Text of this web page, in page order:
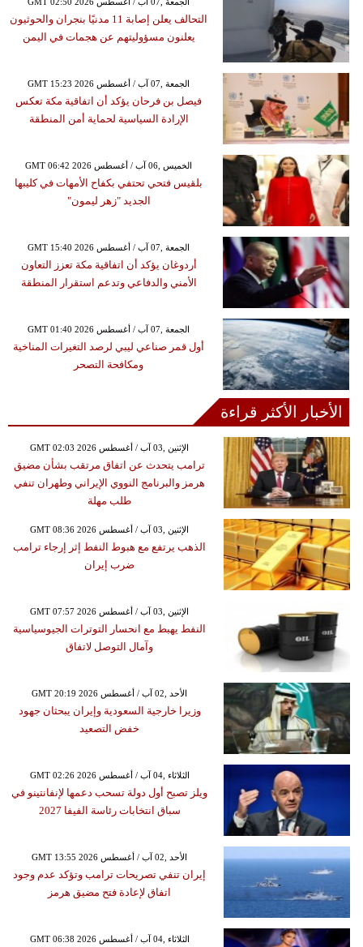
التحالف يعلن إصابة 11 مدنيًا بنجران والحوثيون
يعلنون مسؤوليتهم عن هجمات في اليمن
GMT 15:23 2026 الجمعة ,07 آب / أغسطس
فيصل بن فرحان يؤكد أن اتفاقية مكة تعكس
الإرادة السياسية لحماية أمن المنطقة
GMT 06:42 2026 الخميس ,06 آب / أغسطس
بلقيس فتحي تحتفي بكفاح الأمهات في كليبها
الجديد "زهر ليمون"
GMT 15:40 2026 الجمعة ,07 آب / أغسطس
أردوغان يؤكد أن اتفاقية مكة تعزز التعاون
الأمني والدفاعي وتدعم استقرار المنطقة
GMT 01:40 2026 الجمعة ,07 آب / أغسطس
أول قمر صناعي ليبي لرصد التغيرات المناخية
ومكافحة التصحر
الأخبار الأكثر قراءة
GMT 02:03 2026 الإثنين ,03 آب / أغسطس
ترامب يتحدث عن اتفاق مرتقب بشأن مضيق
هرمز والبرنامج النووي الإيراني وطهران تنفي
طلب مهلة
GMT 08:36 2026 الإثنين ,03 آب / أغسطس
الذهب يرتفع مع هبوط النفط إثر إرجاء ترامب
ضرب إيران
GMT 07:57 2026 الإثنين ,03 آب / أغسطس
النفط يهبط مع انحسار التوترات الجيوسياسية
وآمال التوصل لاتفاق
GMT 20:19 2026 الأحد ,02 آب / أغسطس
وزيرا خارجية السعودية وإيران يبحثان جهود
خفض التصعيد
GMT 02:26 2026 الثلاثاء ,04 آب / أغسطس
ويلز تصبح أول دولة تسحب دعمها لإنفانتينو في
سباق انتخابات رئاسة الفيفا 2027
GMT 13:55 2026 الأحد ,02 آب / أغسطس
إيران تنفي تصريحات ترامب وتؤكد عدم وجود
اتفاق لإعادة فتح مضيق هرمز
GMT 06:38 2026 الثلاثاء ,04 آب / أغسطس